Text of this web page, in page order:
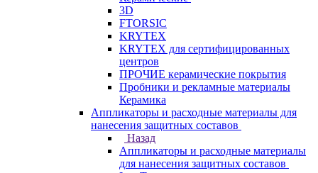
3D
FTORSIC
KRYTEX
KRYTEX для сертифицированных
центров
ПРОЧИЕ керамические покрытия
Пробники и рекламные материалы
Керамика
Аппликаторы и расходные материалы для
нанесения защитных составов
Назад
Аппликаторы и расходные материалы
для нанесения защитных составов